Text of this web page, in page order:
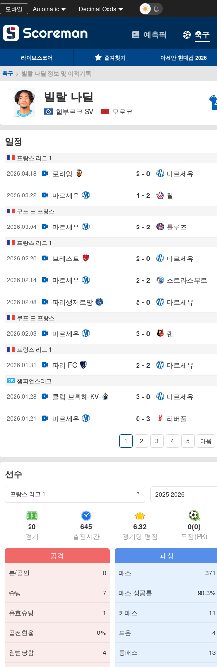
모바일 Automatic Decimal Odds
예측픽 축구
라이브스코어 즐겨찾기 아세안 현대컵 2026
축구 > 빌랄 나딜 정보 및 이적기록
빌랄 나딜
함부르크 SV 모로코
일정
프랑스 리그 1
2026.04.18
로리앙 2 - 0 마르세유
2026.03.22 마르세유 1 - 2 릴
쿠프 드 프랑스
2026.03.04
마르세유 2 - 2 툴루즈
프랑스 리그 1
2026.02.20
브레스트 2 - 0 마르세유
2026.02.14 마르세유 2 - 2 스트라스부르
2026.02.08 파리생제르망 5 - 0 마르세유
쿠프 드 프랑스
2026.02.03
마르세유 3 - 0 렌
프랑스 리그 1
2026.01.31
파리 FC 2 - 2 마르세유
챔피언스리그
2026.01.28
클럽 브뤼헤 KV 3 - 0 마르세유
2026.01.21 마르세유 0 - 3 리버풀
1 2 3 4 5 다음
선수
프랑스 리그 1 2025-2026
20
경기
645
출전시간
6.32
경기당 평점
0(0)
득점(PK)
공격
분/골인 0
슈팅 7
유효슈팅 1
골전환율 0%
침범당함 4
패싱
패스 371
패스 성공률 90.3%
키패스 11
도움 4
롱패스 13